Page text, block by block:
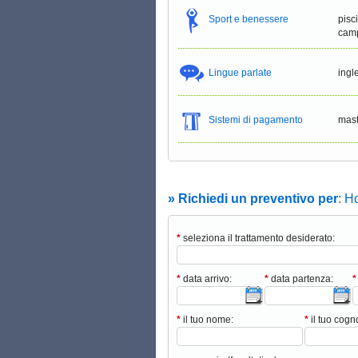
Sport e benessere
Lingue parlate
Sistemi di pagamento
» Richiedi un preventivo per:
*seleziona il trattamento desiderato:
*data arrivo: *data partenza: *
*il tuo nome: *il tuo